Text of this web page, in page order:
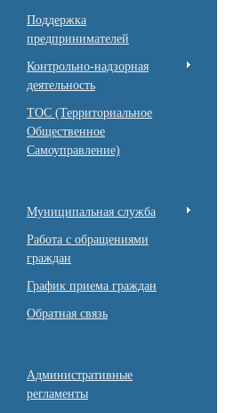
Поддержка
предпринимателей
Контрольно-надзорная
деятельность
ТОС (Территориальное
Общественное
Самоуправление)
Муниципальная служба
Работа с обращениями
граждан
График приема граждан
Обратная связь
Административные
регламенты